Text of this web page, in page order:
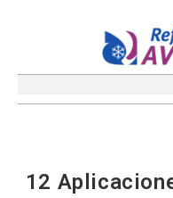
12